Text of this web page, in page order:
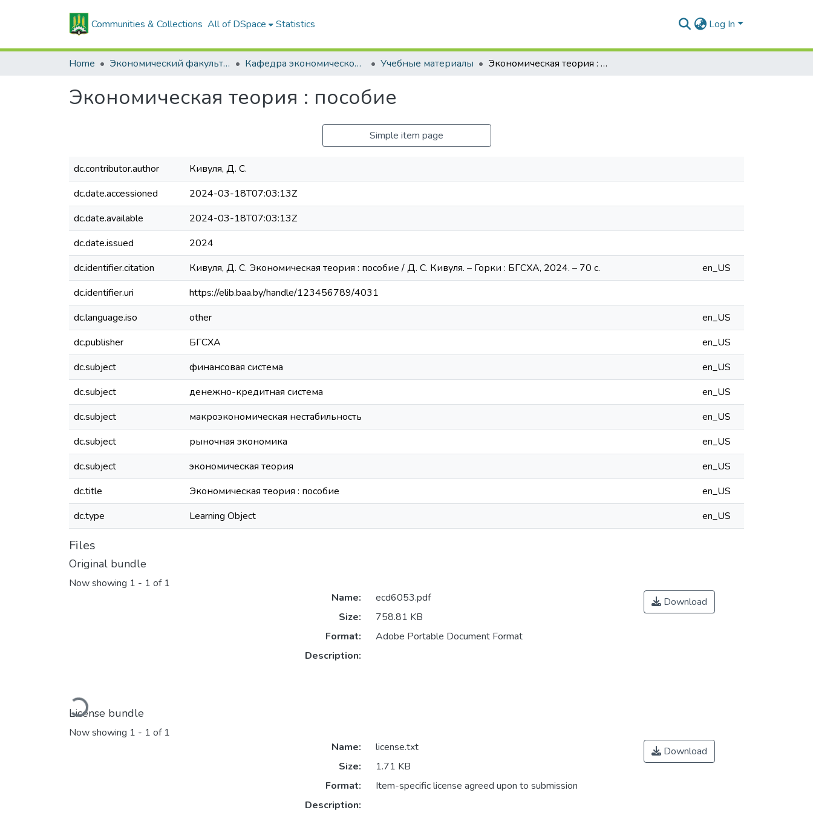
Communities & Collections All of DSpace Statistics Log In
Home Экономический факультет Кафедра экономической теории Учебные материалы Экономическая теория : пособие
Экономическая теория : пособие
Simple item page
dc.contributor.author
Кивуля, Д. С.
dc.date.accessioned
2024-03-18T07:03:13Z
dc.date.available
2024-03-18T07:03:13Z
dc.date.issued
2024
dc.identifier.citation
Кивуля, Д. С. Экономическая теория : пособие / Д. С. Кивуля. – Горки : БГСХА, 2024. – 70 с.
en_US
dc.identifier.uri
https://elib.baa.by/handle/123456789/4031
dc.language.iso
other
en_US
dc.publisher
БГСХА
en_US
dc.subject
финансовая система
en_US
dc.subject
денежно-кредитная система
en_US
dc.subject
макроэкономическая нестабильность
en_US
dc.subject
рыночная экономика
en_US
dc.subject
экономическая теория
en_US
dc.title
Экономическая теория : пособие
en_US
dc.type
Learning Object en_US
Files
Original bundle
Now showing 1 - 1 of 1
Loading...
Name:
ecd6053.pdf
Size:
758.81 KB
Format:
Adobe Portable Document Format
Description:
Download
License bundle
Now showing 1 - 1 of 1
Name:
license.txt
Size:
1.71 KB
Format:
Item-specific license agreed upon to submission
Description:
Download